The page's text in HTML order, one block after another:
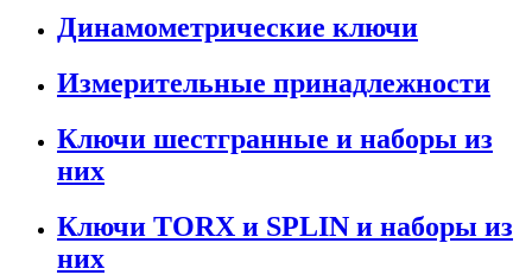
Динамометрические ключи
Измерительные принадлежности
Ключи шестгранные и наборы из
них
Ключи TORX и SPLIN и наборы из
них